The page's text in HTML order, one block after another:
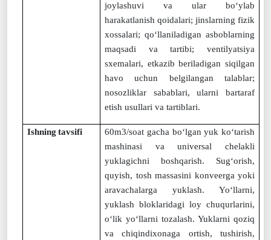
joylashuvi va ular bo‘ylab
harakatlanish qoidalari; jinslarning fizik
xossalari; qo‘llaniladigan asboblarning
maqsadi va tartibi; ventilyatsiya
sxemalari, etkazib beriladigan siqilgan
havo uchun belgilangan talablar;
nosozliklar sabablari, ularni bartaraf
etish usullari va tartiblari.
Ishning tavsifi
60m3/soat gacha bo‘lgan yuk ko‘tarish
mashinasi va universal chelakli
yuklagichni boshqarish. Sug‘orish,
quyish, tosh massasini konveerga yoki
aravachalarga yuklash. Yo‘llarni,
yuklash bloklaridagi loy chuqurlarini,
o‘lik yo‘llarni tozalash. Yuklarni qoziq
va chiqindixonaga ortish, tushirish,